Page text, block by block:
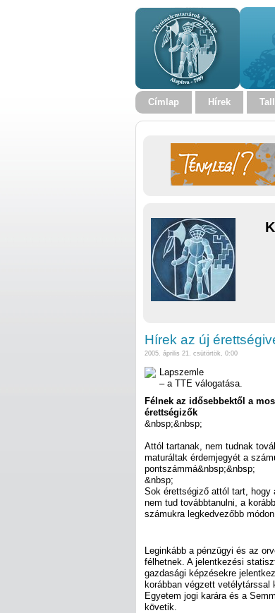
Címlap Hírek
Hírek az új
2005. április 21. csütörtök, 0:00
Lapszemle
– a TTE válogatása.
Félnek az idősebbektől a
érettségizők
&nbsp;&nbsp;
Attól tartanak, nem tudnak
maturáltak érdemjegyét a
pontszámmá&nbsp;&nbsp;
&nbsp;
Sok érettségiző attól tart, hogy
nem tud továbbtanulni, a
számukra legkedvezőbb
Leginkább a pénzügyi és az
félhetnek. A jelentkezési
gazdasági képzésekre
korábban végzett vetélytárssal
Egyetem jogi karára és a
követik.